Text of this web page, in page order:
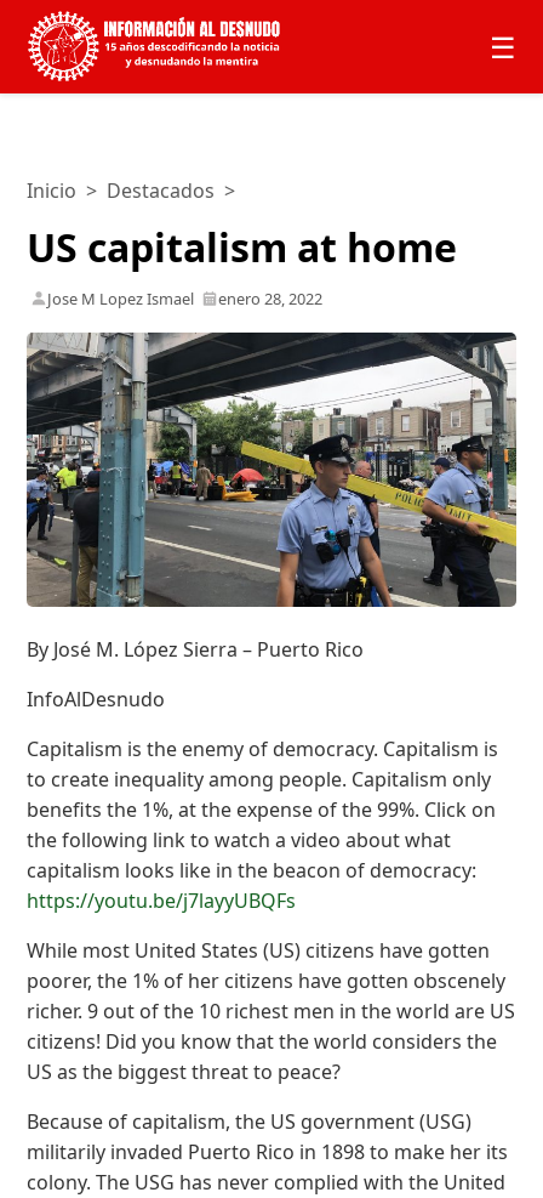
☰
Inicio > Destacados >
US capitalism at home
Jose M Lopez Ismael enero 28, 2022
By José M. López Sierra – Puerto Rico
InfoAlDesnudo
Capitalism is the enemy of democracy. Capitalism is
to create inequality among people. Capitalism only
benefits the 1%, at the expense of the 99%. Click on
the following link to watch a video about what
capitalism looks like in the beacon of democracy:
https://youtu.be/j7layyUBQFs
While most United States (US) citizens have gotten
poorer, the 1% of her citizens have gotten obscenely
richer. 9 out of the 10 richest men in the world are US
citizens! Did you know that the world considers the
US as the biggest threat to peace?
Because of capitalism, the US government (USG)
militarily invaded Puerto Rico in 1898 to make her its
colony. The USG has never complied with the United